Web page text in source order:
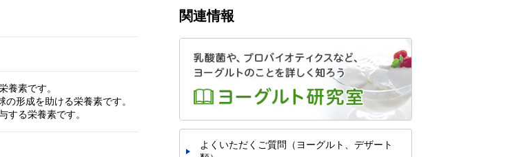
養素です。
の形成を助ける栄養素です。
する栄養素です。
関連情報
よくいただくご質問（ヨーグルト、デザート